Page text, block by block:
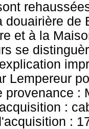
douairière de
et à la
se
Lempereur
provenance :
:
: